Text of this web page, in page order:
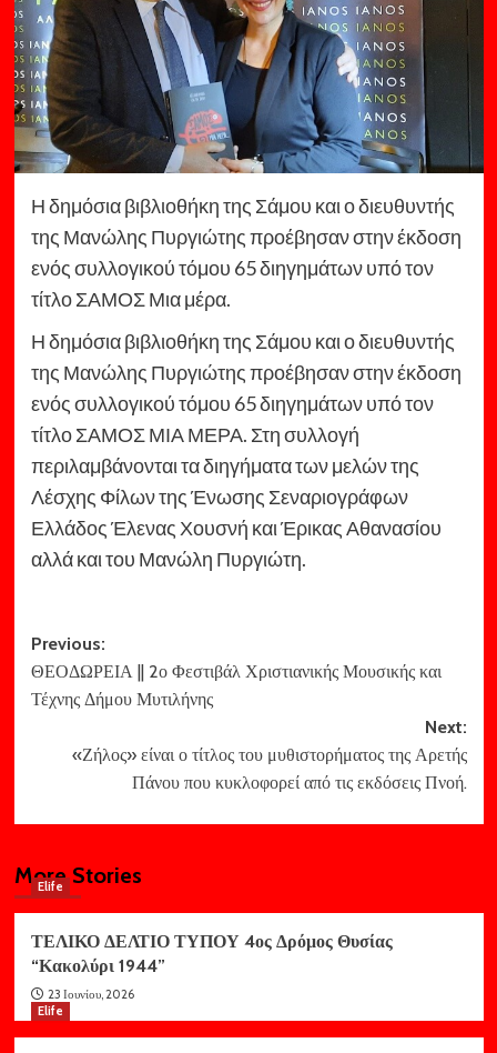
Η δημόσια βιβλιοθήκη της Σάμου και ο διευθυντής
της Μανώλης Πυργιώτης προέβησαν στην έκδοση
ενός συλλογικού τόμου 65 διηγημάτων υπό τον
τίτλο ΣΑΜΟΣ Μια μέρα.
Η δημόσια βιβλιοθήκη της Σάμου και ο διευθυντής
της Μανώλης Πυργιώτης προέβησαν στην έκδοση
ενός συλλογικού τόμου 65 διηγημάτων υπό τον
τίτλο ΣΑΜΟΣ ΜΙΑ ΜΕΡΑ. Στη συλλογή
περιλαμβάνονται τα διηγήματα των μελών της
Λέσχης Φίλων της Ένωσης Σεναριογράφων
Ελλάδος Έλενας Χουσνή και Έρικας Αθανασίου
αλλά και του Μανώλη Πυργιώτη.
Post
navigation
Previous:
ΘΕΟΔΩΡΕΙΑ || 2ο Φεστιβάλ Χριστιανικής Μουσικής και
Τέχνης Δήμου Μυτιλήνης
Next:
«Ζήλος» είναι ο τίτλος του μυθιστορήματος της Αρετής
Πάνου που κυκλοφορεί από τις εκδόσεις Πνοή.
More Stories
Elife
ΤΕΛΙΚΟ ΔΕΛΤΙΟ ΤΥΠΟΥ 4ος Δρόμος Θυσίας
“Κακολύρι 1944”
23 Ιουνίου, 2026
Elife